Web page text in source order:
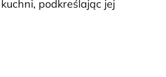
podkreślając jej